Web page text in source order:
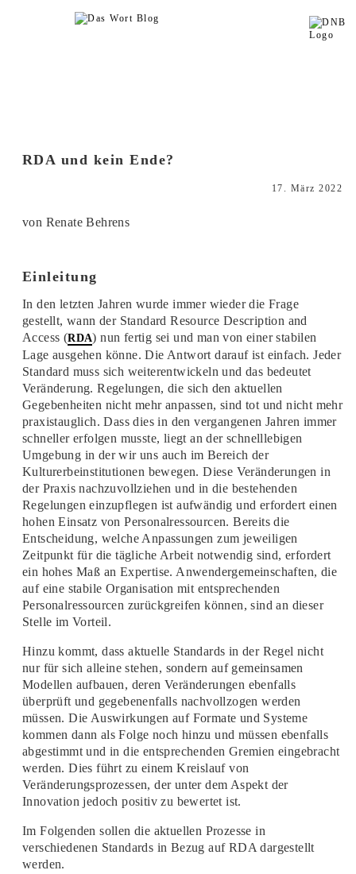
RDA und kein Ende?
17. März 2022
von Renate Behrens
Einleitung
In den letzten Jahren wurde immer wieder die Frage
gestellt, wann der Standard Resource Description and
Access (RDA) nun fertig sei und man von einer stabilen
Lage ausgehen könne. Die Antwort darauf ist einfach. Jeder
Standard muss sich weiterentwickeln und das bedeutet
Veränderung. Regelungen, die sich den aktuellen
Gegebenheiten nicht mehr anpassen, sind tot und nicht mehr
praxistauglich. Dass dies in den vergangenen Jahren immer
schneller erfolgen musste, liegt an der schnelllebigen
Umgebung in der wir uns auch im Bereich der
Kulturerbeinstitutionen bewegen. Diese Veränderungen in
der Praxis nachzuvollziehen und in die bestehenden
Regelungen einzupflegen ist aufwändig und erfordert einen
hohen Einsatz von Personalressourcen. Bereits die
Entscheidung, welche Anpassungen zum jeweiligen
Zeitpunkt für die tägliche Arbeit notwendig sind, erfordert
ein hohes Maß an Expertise. Anwendergemeinschaften, die
auf eine stabile Organisation mit entsprechenden
Personalressourcen zurückgreifen können, sind an dieser
Stelle im Vorteil.
Hinzu kommt, dass aktuelle Standards in der Regel nicht
nur für sich alleine stehen, sondern auf gemeinsamen
Modellen aufbauen, deren Veränderungen ebenfalls
überprüft und gegebenenfalls nachvollzogen werden
müssen. Die Auswirkungen auf Formate und Systeme
kommen dann als Folge noch hinzu und müssen ebenfalls
abgestimmt und in die entsprechenden Gremien eingebracht
werden. Dies führt zu einem Kreislauf von
Veränderungsprozessen, der unter dem Aspekt der
Innovation jedoch positiv zu bewertet ist.
Im Folgenden sollen die aktuellen Prozesse in
verschiedenen Standards in Bezug auf RDA dargestellt
werden.